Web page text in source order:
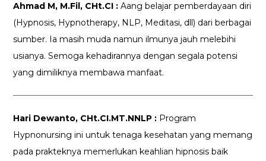
Ahmad M, M.Fil, CHt.CI : Aang belajar pemberdayaan diri
(Hypnosis, Hypnotherapy, NLP, Meditasi, dll) dari berbagai
sumber. Ia masih muda namun ilmunya jauh melebihi
usianya. Semoga kehadirannya dengan segala potensi
yang dimiliknya membawa manfaat.
Hari Dewanto, CHt.CI.MT.NNLP : Program
Hypnonursing ini untuk tenaga kesehatan yang memang
pada prakteknya memerlukan keahlian hipnosis baik